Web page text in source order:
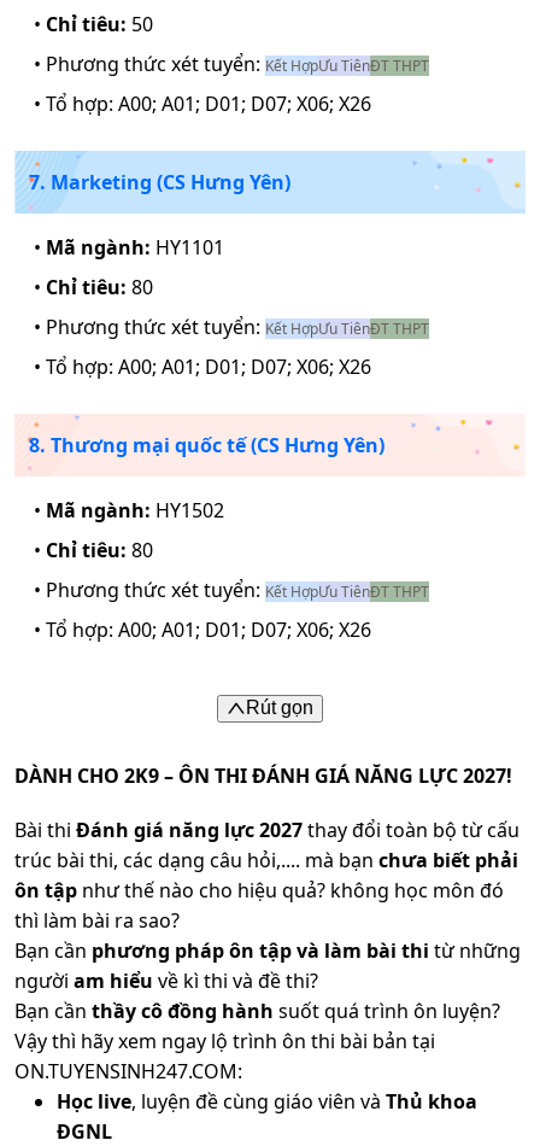
• Chỉ tiêu: 50
• Phương thức xét tuyển: Kết HợpƯu TiênĐT THPT
• Tổ hợp: A00; A01; D01; D07; X06; X26
7. Marketing (CS Hưng Yên)
• Mã ngành: HY1101
• Chỉ tiêu: 80
• Phương thức xét tuyển: Kết HợpƯu TiênĐT THPT
• Tổ hợp: A00; A01; D01; D07; X06; X26
8. Thương mại quốc tế (CS Hưng Yên)
• Mã ngành: HY1502
• Chỉ tiêu: 80
• Phương thức xét tuyển: Kết HợpƯu TiênĐT THPT
• Tổ hợp: A00; A01; D01; D07; X06; X26
Rút gọn
DÀNH CHO 2K9 – ÔN THI ĐÁNH GIÁ NĂNG LỰC 2027!
Bài thi Đánh giá năng lực 2027thay đổi toàn bộ từ cấu
trúc bài thi, các dạng câu hỏi,.... mà bạn chưa biết phải
ôn tập như thế nào cho hiệu quả? không học môn đó
thì làm bài ra sao?
Bạn cần phương pháp ôn tập và làm bài thi từ những
người am hiểu về kì thi và đề thi?
Bạn cần thầy cô đồng hành suốt quá trình ôn luyện?
Vậy thì hãy xem ngay lộ trình ôn thi bài bản tại
ON.TUYENSINH247.COM:
Học live, luyện đề cùng giáo viên và Thủ khoa
ĐGNL